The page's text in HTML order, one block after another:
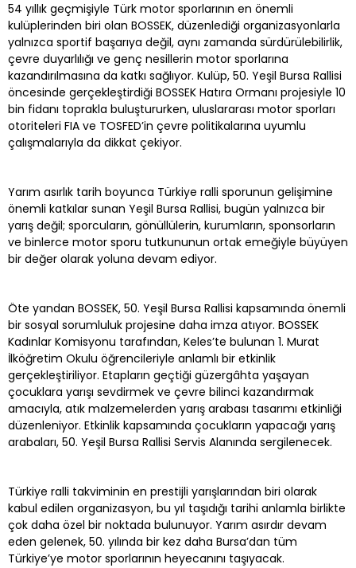
54 yıllık geçmişiyle Türk motor sporlarının en önemli
kulüplerinden biri olan BOSSEK, düzenlediği organizasyonlarla
yalnızca sportif başarıya değil, aynı zamanda sürdürülebilirlik,
çevre duyarlılığı ve genç nesillerin motor sporlarına
kazandırılmasına da katkı sağlıyor. Kulüp, 50. Yeşil Bursa Rallisi
öncesinde gerçekleştirdiği BOSSEK Hatıra Ormanı projesiyle 10
bin fidanı toprakla buluştururken, uluslararası motor sporları
otoriteleri FIA ve TOSFED’in çevre politikalarına uyumlu
çalışmalarıyla da dikkat çekiyor.
Yarım asırlık tarih boyunca Türkiye ralli sporunun gelişimine
önemli katkılar sunan Yeşil Bursa Rallisi, bugün yalnızca bir
yarış değil; sporcuların, gönüllülerin, kurumların, sponsorların
ve binlerce motor sporu tutkununun ortak emeğiyle büyüyen
bir değer olarak yoluna devam ediyor.
Öte yandan BOSSEK, 50. Yeşil Bursa Rallisi kapsamında önemli
bir sosyal sorumluluk projesine daha imza atıyor. BOSSEK
Kadınlar Komisyonu tarafından, Keles’te bulunan 1. Murat
İlköğretim Okulu öğrencileriyle anlamlı bir etkinlik
gerçekleştiriliyor. Etapların geçtiği güzergâhta yaşayan
çocuklara yarışı sevdirmek ve çevre bilinci kazandırmak
amacıyla, atık malzemelerden yarış arabası tasarımı etkinliği
düzenleniyor. Etkinlik kapsamında çocukların yapacağı yarış
arabaları, 50. Yeşil Bursa Rallisi Servis Alanında sergilenecek.
Türkiye ralli takviminin en prestijli yarışlarından biri olarak
kabul edilen organizasyon, bu yıl taşıdığı tarihi anlamla birlikte
çok daha özel bir noktada bulunuyor. Yarım asırdır devam
eden gelenek, 50. yılında bir kez daha Bursa’dan tüm
Türkiye’ye motor sporlarının heyecanını taşıyacak.